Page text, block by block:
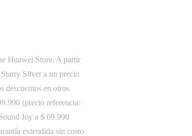
Huawei Store. A partir
Silver a un precio
descuentos en otros
(precio referencia:
Joy a $ 69.990
extendida sin costo